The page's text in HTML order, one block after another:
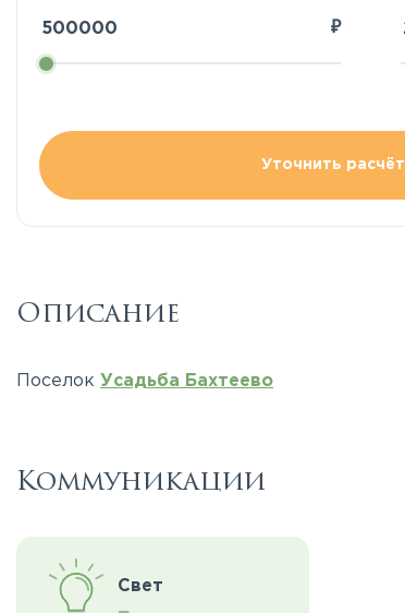
₽
Уточнить расчёт
Описание
Поселок Усадьба Бахтеево
Коммуникации
Свет